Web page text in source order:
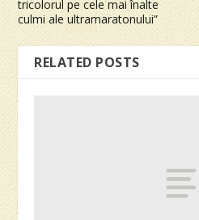
tricolorul pe cele mai înalte
culmi ale ultramaratonului”
RELATED POSTS